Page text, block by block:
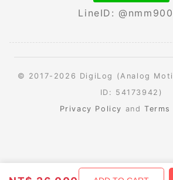
LineID:
© 2017-2026 DigiLog (Analog
ID: 54173942)
Privacy Policy and